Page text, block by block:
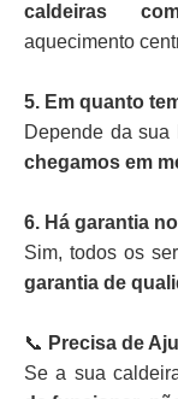
caldeiras
aquecimento
5. Em quanto
Depende da sua
chegamos em
6. Há garantia
Sim, todos os
garantia de
📞 Precisa de
Se a sua